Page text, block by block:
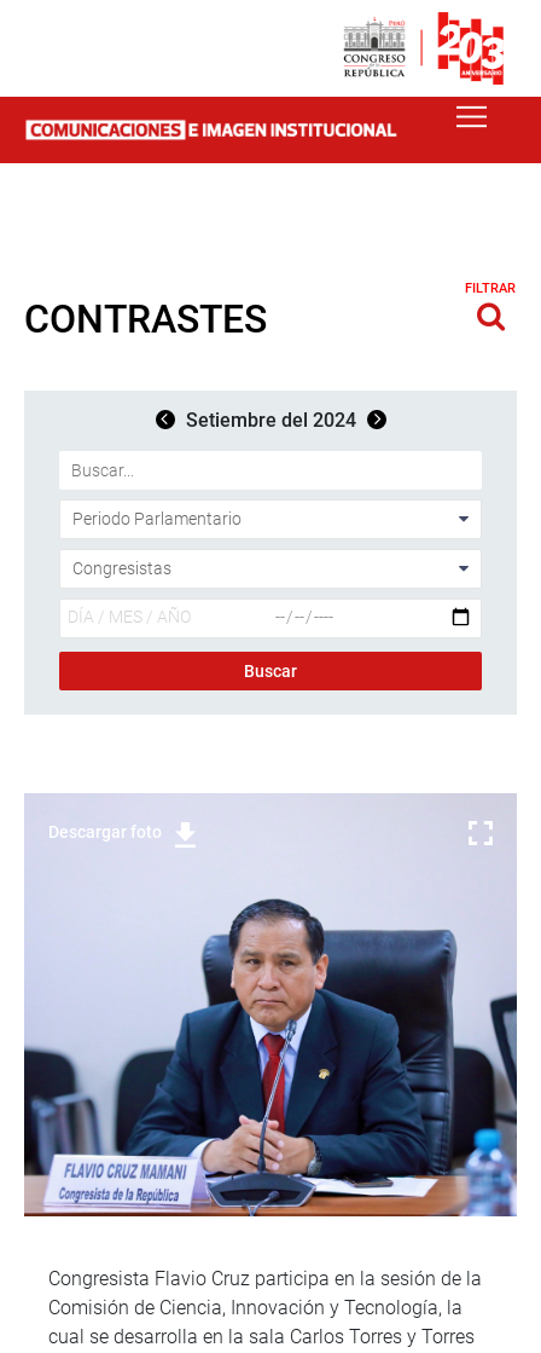
CONTRASTES
FILTRAR
Setiembre del 2024
Descargar foto
Congresista Flavio Cruz participa en la sesión de la
Comisión de Ciencia, Innovación y Tecnología, la
cual se desarrolla en la sala Carlos Torres y Torres